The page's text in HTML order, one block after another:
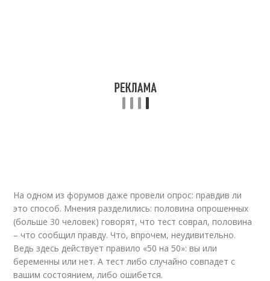
На одном из форумов даже провели опрос: правдив ли
это способ. Мнения разделились: половина опрошенных
(больше 30 человек) говорят, что тест соврал, половина
– что сообщил правду. Что, впрочем, неудивительно.
Ведь здесь действует правило «50 на 50»: вы или
беременны или нет. А тест либо случайно совпадет с
вашим состоянием, либо ошибется.